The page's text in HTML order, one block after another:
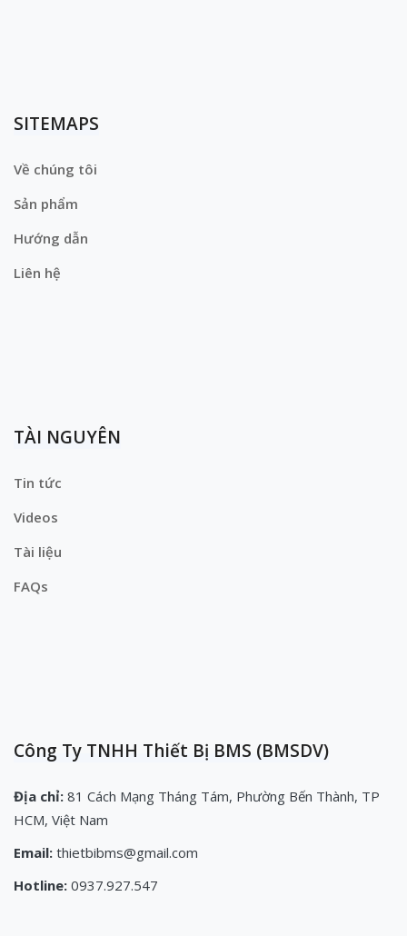
SITEMAPS
Về chúng tôi
Sản phẩm
Hướng dẫn
Liên hệ
TÀI NGUYÊN
Tin tức
Videos
Tài liệu
FAQs
Công Ty TNHH Thiết Bị BMS (BMSDV)
Địa chỉ: 81 Cách Mạng Tháng Tám, Phường Bến Thành, TP
HCM, Việt Nam
Email: thietbibms@gmail.com
Hotline: 0937.927.547